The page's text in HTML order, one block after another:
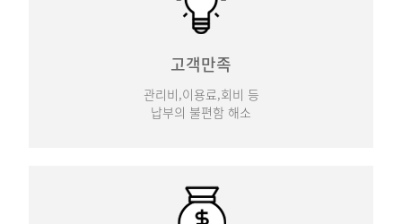
고객만족
관리비,이용료,회비 등
납부의 불편함 해소